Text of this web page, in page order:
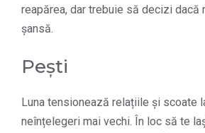
reapărea, dar trebuie să decizi dacă
șansă.
Pești
Luna tensionează relațiile și scoate
neînțelegeri mai vechi. În loc să te